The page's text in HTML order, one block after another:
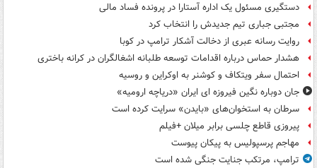
دستگیری مسئول یک اداره آستارا در پرونده فساد مالی
مجتبی جباری تیم جدیدش را انتخاب کرد
روایت رسانه عبری از دخالت آشکار ترامپ در کوبا
هشدار حماس درباره اقدامات توسعه طلبانه اشغالگران در کرانه باختری
احتمال سفر ویتکاف و کوشنر به اوکراین و روسیه
جان دوباره نگین فیروزه ای ایران «دریاچه ارومیه»
سرطان به استخوان‌های «بایدن» سرایت کرده است
پیروزی قاطع چلسی برابر میلان +فیلم
مهاجم پرسپولیس به پیکان پیوست
ترامپ، مرتکب جنایت جنگی شده است